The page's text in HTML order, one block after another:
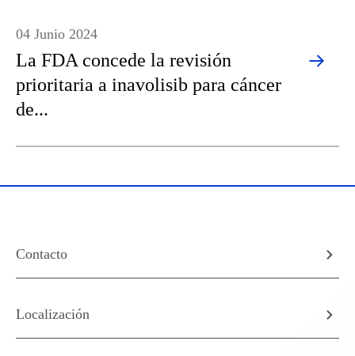
La FDA concede la revisión
prioritaria a inavolisib para cáncer
de...
04 Junio 2024
Contacto
Localización